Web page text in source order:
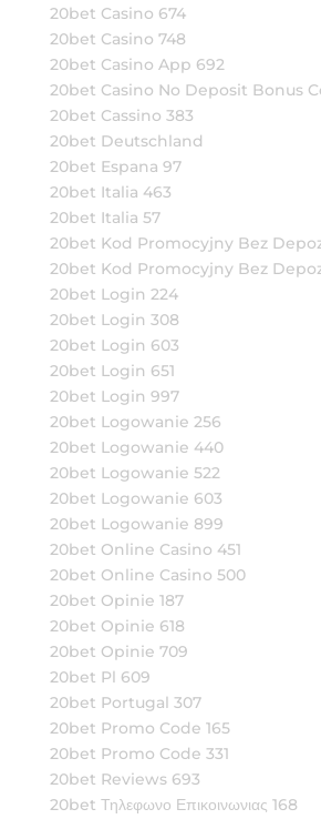
20bet Casino 674
20bet Casino 748
20bet Casino App 692
20bet Casino No Deposit Bonus
20bet Cassino 383
20bet Deutschland
20bet Espana 97
20bet Italia 463
20bet Italia 57
20bet Kod Promocyjny Bez
20bet Kod Promocyjny Bez
20bet Login 224
20bet Login 308
20bet Login 603
20bet Login 651
20bet Login 997
20bet Logowanie 256
20bet Logowanie 440
20bet Logowanie 522
20bet Logowanie 603
20bet Logowanie 899
20bet Online Casino 451
20bet Online Casino 500
20bet Opinie 187
20bet Opinie 618
20bet Opinie 709
20bet Pl 609
20bet Portugal 307
20bet Promo Code 165
20bet Promo Code 331
20bet Reviews 693
20bet Τηλεφωνο Επικοινωνιας 168